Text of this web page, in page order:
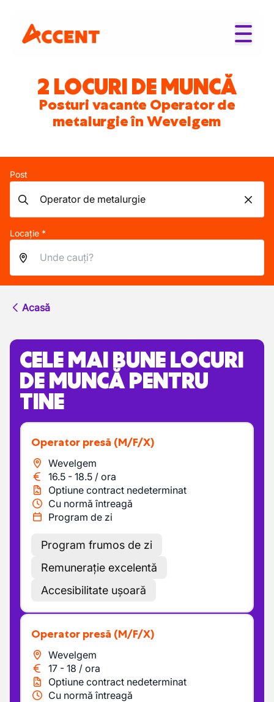
2 LOCURI DE MUNCĂ
Posturi vacante Operator de
metalurgie în Wevelgem
Post
Locație *
Acasă
CELE MAI BUNE LOCURI
DE MUNCĂ PENTRU
TINE
Operator presă (M/F/X)
Wevelgem
16.5 - 18.5 / ora
Optiune contract nedeterminat
Cu normă întreagă
Program de zi
Program frumos de zi
Remunerație excelentă
Accesibilitate ușoară
Operator presă (M/F/X)
Wevelgem
17 - 18 / ora
Optiune contract nedeterminat
Cu normă întreagă